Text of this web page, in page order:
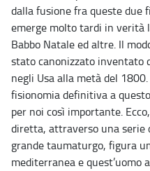
dalla fusione fra queste due
emerge molto tardi in verità
Babbo Natale ed altre. Il
stato canonizzato inventato
negli Usa alla metà del
fisionomia definitiva a
per noi così importante.
diretta, attraverso una serie
grande taumaturgo, figura
mediterranea e quest’uomo